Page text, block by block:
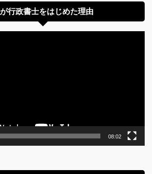
行政書士をはじめた理由
08:02